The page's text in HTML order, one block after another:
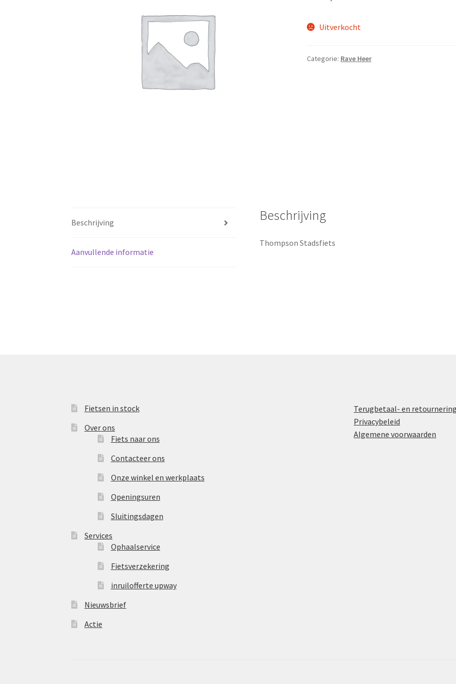
Uitverkocht
Categorie: Rave Heer
Beschrijving
Aanvullende informatie
Beschrijving
Thompson Stadsfiets
Fietsen in stock
Over ons
Fiets naar ons
Contacteer ons
Onze winkel en werkplaats
Openingsuren
Sluitingsdagen
Services
Ophaalservice
Fietsverzekering
inruilofferte upway
Nieuwsbrief
Actie
Terugbetaal- en
Privacybeleid
Algemene voorwaarden